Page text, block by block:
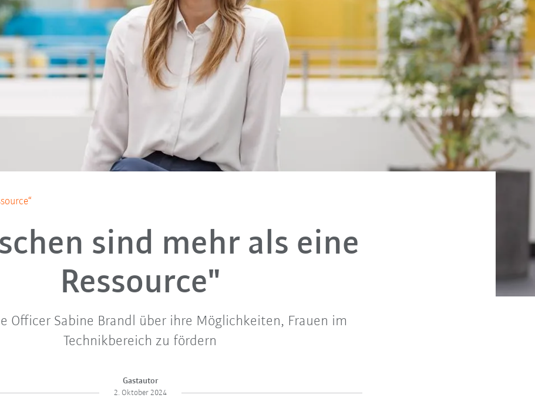
sind mehr als eine
Ressource"
Officer Sabine Brandl über ihre Möglichkeiten, Frauen im
Technikbereich zu fördern
Gastautor
2. Oktober 2024